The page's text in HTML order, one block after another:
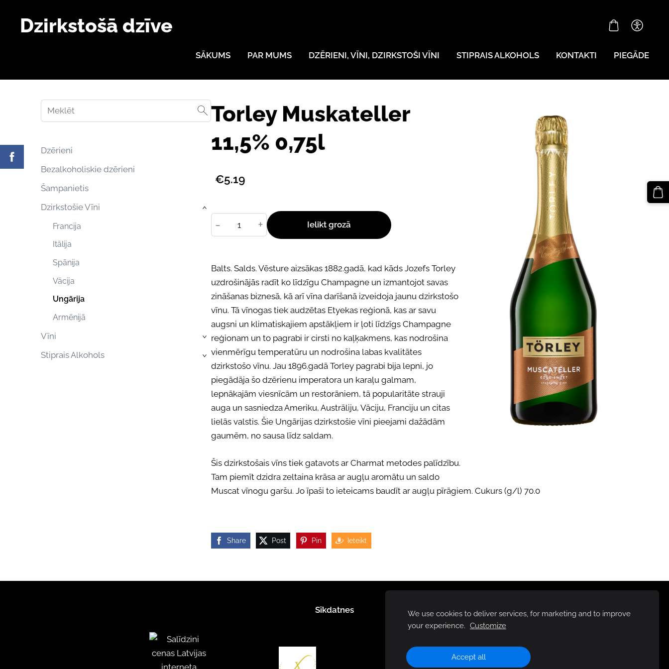
Dzirkstošā dzīve
SĀKUMS PAR MUMS DZĒRIENI, VĪNI, DZIRKSTOŠI VĪNI STIPRAIS ALKOHOLS KONTAKTI PIEGĀDE
Dzērieni
Bezalkoholiskie dzērieni
Šampanietis
Dzirkstošie Vīni
Francija
Itālija
Spānija
Vācija
Ungārija
Armēnijā
›
Vīni ›
Stiprais Alkohols ›
Torley Muskateller
11,5% 0,75l
€5.19
- + Ielikt grozā
Balts. Salds. Vēsture aizsākas 1882.gadā, kad kāds Jozefs Torley
uzdrošinājās radīt ko līdzīgu Champagne un izmantojot savas
zināšanas biznesā, kā arī vīna darīšanā izveidoja jaunu dzirkstošo
vīnu. Tā vīnogas tiek audzētas Etyekas reģionā, kas ar savu
augsni un klimatiskajiem apstākļiem ir ļoti līdzīgs Champagne
reģionam un to pagrabi ir cirsti no kaļķakmens, kas nodrošina
vienmērīgu temperatūru un nodrošina labas kvalitātes
dzirkstošo vīnu. Jau 1896.gadā Torley pagrabi bija lepni, jo
piegādāja šo dzērienu imperatora un karaļu galmam,
lepnākajām viesnīcām un restorāniem, tā popularitāte strauji
auga un sasniedza Ameriku, Austrāliju, Vāciju, Franciju un citas
lielās valstis. Šie Ungārijas dzirkstošie vīni pieejami dažādām
gaumēm, no sausa līdz saldam.
Šis dzirkstošais vīns tiek gatavots ar Charmat metodes palīdzību.
Tam piemīt dzidra zeltaina krāsa ar augļu aromātu un saldo
Muscat vīnogu garšu. Jo īpaši to ieteicams baudīt ar augļu pīrāgiem. Cukurs (g/l) 70.0
Share Post Pin Ieteikt
Sīkdatnes
We use cookies to deliver services, for marketing and to improve
your experience. Customize
Accept all